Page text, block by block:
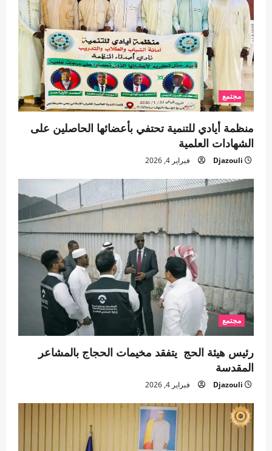
مجتمع
منظمة أيادي للتنمية تحتفي بأعضائها الحاصلين على
الشهادات العلمية
Djazouli فبراير 4, 2026
مجتمع
رئيس هيئة الحج يتفقد مخيمات الحجاج بالمشاعر
المقدسة
Djazouli فبراير 4, 2026